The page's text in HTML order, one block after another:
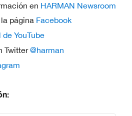
en HARMAN Newsroom
página Facebook
de YouTube
Twitter@harman